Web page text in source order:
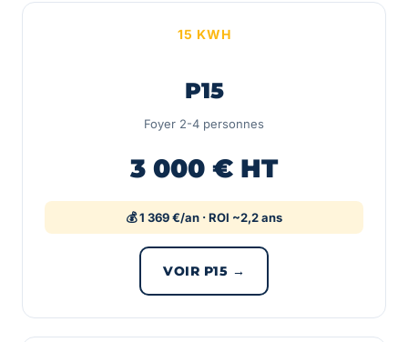
15 KWH
P15
Foyer 2-4 personnes
3 000 € HT
💰 1 369 €/an · ROI ~2,2 ans
VOIR P15 →